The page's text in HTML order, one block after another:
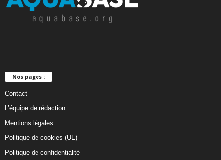
Nos pages :
Contact
L’équipe de rédaction
Mentions légales
Politique de cookies (UE)
Politique de confidentialité